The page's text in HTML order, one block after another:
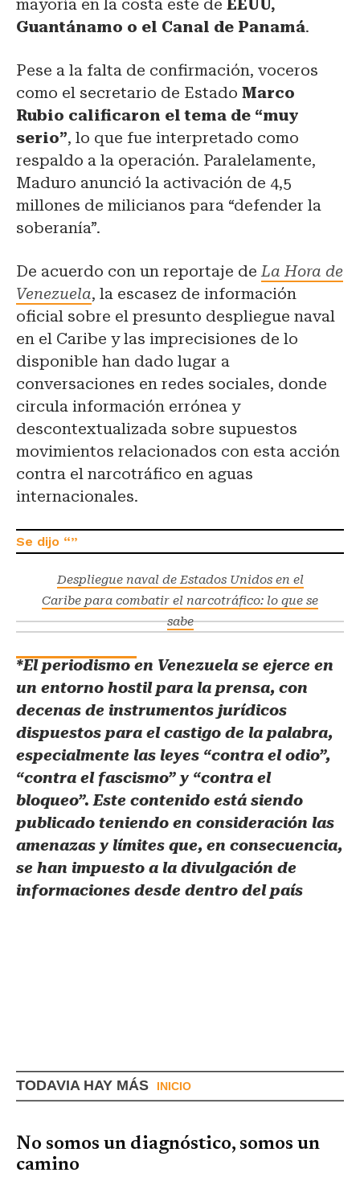
mayoría en la costa este de EEUU,
Guantánamo o el Canal de Panamá.
Pese a la falta de confirmación, voceros
como el secretario de Estado Marco
Rubio calificaron el tema de “muy
serio”, lo que fue interpretado como
respaldo a la operación. Paralelamente,
Maduro anunció la activación de 4,5
millones de milicianos para “defender la
soberanía”.
De acuerdo con un reportaje de La Hora de
Venezuela, la escasez de información
oficial sobre el presunto despliegue naval
en el Caribe y las imprecisiones de lo
disponible han dado lugar a
conversaciones en redes sociales, donde
circula información errónea y
descontextualizada sobre supuestos
movimientos relacionados con esta acción
contra el narcotráfico en aguas
internacionales.
Despliegue naval de Estados Unidos en el
Caribe para combatir el narcotráfico: lo que se
sabe
*El periodismo en Venezuela se ejerce en
un entorno hostil para la prensa, con
decenas de instrumentos jurídicos
dispuestos para el castigo de la palabra,
especialmente las leyes “contra el odio”,
“contra el fascismo” y “contra el
bloqueo”. Este contenido está siendo
publicado teniendo en consideración las
amenazas y límites que, en consecuencia,
se han impuesto a la divulgación de
informaciones desde dentro del país
TODAVIA HAY MÁS INICIO
No somos un diagnóstico, somos un
camino